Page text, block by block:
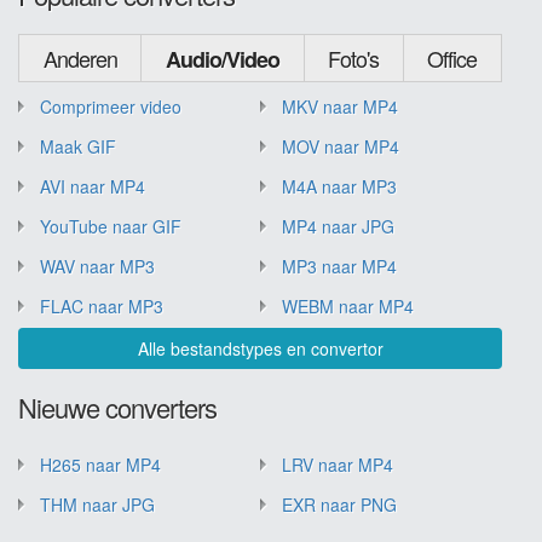
Anderen Audio/Video Foto's Office
Comprimeer video
MKV naar MP4
Maak GIF
MOV naar MP4
AVI naar MP4
M4A naar MP3
YouTube naar GIF
MP4 naar JPG
WAV naar MP3
MP3 naar MP4
FLAC naar MP3
WEBM naar MP4
Alle bestandstypes en convertor
Nieuwe converters
H265 naar MP4
LRV naar MP4
THM naar JPG
EXR naar PNG